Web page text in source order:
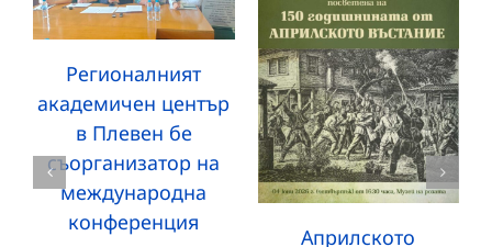
Регионалният
академичен център
в Плевен бе
съорганизатор на
международна
конференция
Априлското